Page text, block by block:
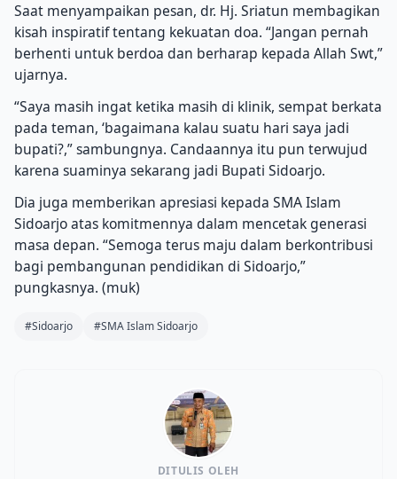
Saat menyampaikan pesan, dr. Hj. Sriatun membagikan
kisah inspiratif tentang kekuatan doa. “Jangan pernah
berhenti untuk berdoa dan berharap kepada Allah Swt,”
ujarnya.
“Saya masih ingat ketika masih di klinik, sempat berkata
pada teman, ‘bagaimana kalau suatu hari saya jadi
bupati?,” sambungnya. Candaannya itu pun terwujud
karena suaminya sekarang jadi Bupati Sidoarjo.
Dia juga memberikan apresiasi kepada SMA Islam
Sidoarjo atas komitmennya dalam mencetak generasi
masa depan. “Semoga terus maju dalam berkontribusi
bagi pembangunan pendidikan di Sidoarjo,”
pungkasnya. (muk)
#Sidoarjo #SMA Islam Sidoarjo
DITULIS OLEH